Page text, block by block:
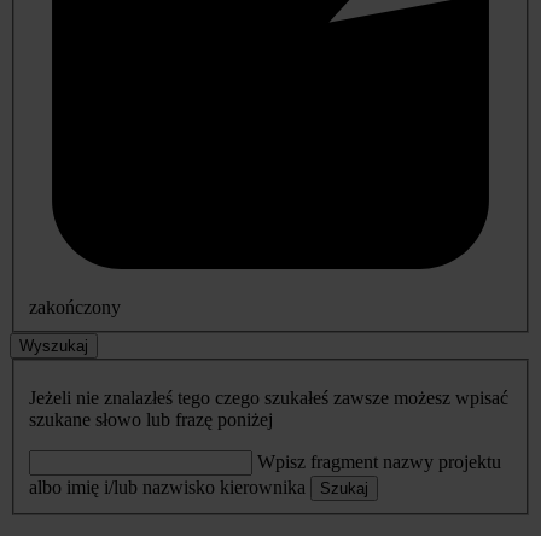
zakończony
Wyszukaj
Jeżeli nie znalazłeś tego czego szukałeś zawsze możesz wpisać
szukane słowo lub frazę poniżej
Wpisz fragment nazwy projektu
albo imię i/lub nazwisko kierownika
Szukaj